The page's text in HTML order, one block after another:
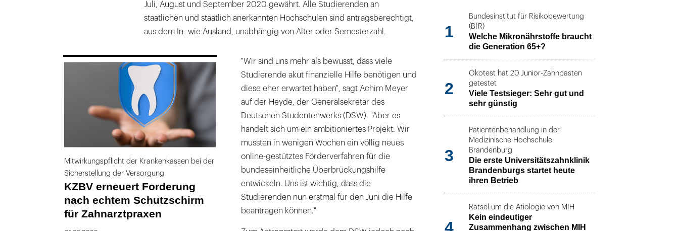
Juli, August und September 2020 gewährt. Alle Studierenden an
staatlichen und staatlich anerkannten Hochschulen sind antragsberechtigt,
aus dem In- wie Ausland, unabhängig von Alter oder Semesterzahl.
Mitwirkungspflicht der Krankenkassen bei der
Sicherstellung der Versorgung
KZBV erneuert Forderung
nach echtem Schutzschirm
für Zahnarztpraxen
"Wir sind uns mehr als bewusst, dass viele
Studierende akut finanzielle Hilfe benötigen und
diese eher erwartet haben", sagt Achim Meyer
auf der Heyde, der Generalsekretär des
Deutschen Studentenwerks (DSW). "Aber es
handelt sich um ein ambitioniertes Projekt. Wir
mussten in wenigen Wochen ein völlig neues
online-gestütztes Förderverfahren für die
bundeseinheitliche Überbrückungshilfe
entwickeln. Uns ist wichtig, dass die
Studierenden nun erstmal für den Juni die Hilfe
beantragen können."
1
Bundesinstitut für Risikobewertung
(BfR)
Welche Mikronährstoffe braucht
die Generation 65+?
2
Ökotest hat 20 Junior-Zahnpasten
getestet
Viele Testsieger: Sehr gut und
sehr günstig
3
Patientenbehandlung in der
Medizinische Hochschule
Brandenburg
Die erste Universitätszahnklinik
Brandenburgs startet heute
ihren Betrieb
4
Rätsel um die Ätiologie von MIH
Kein eindeutiger
Zusammenhang zwischen MIH